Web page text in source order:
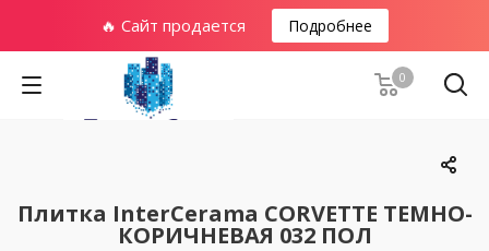
🔥 Сайт продается Подробнее
0
Плитка InterCerama CORVETTE ТЕМНО-
КОРИЧНЕВАЯ 032 ПОЛ